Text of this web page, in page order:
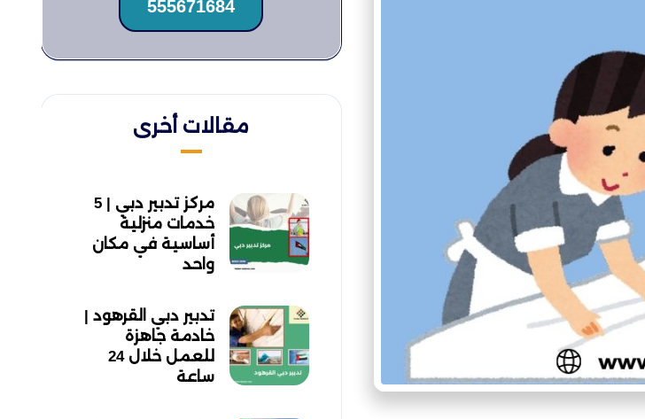
555671684
مقالات أخرى
مركز تدبير دبي | 5
خدمات منزلية
أساسية في مكان
واحد
تدبير دبي القرهود |
خادمة جاهزة
للعمل خلال 24
ساعة